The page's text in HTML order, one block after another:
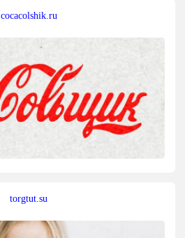
cocacolshik.ru
torgtut.su